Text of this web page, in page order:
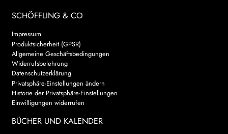
VERLAG
HANDEL
LIZENZEN | FOREIGN RIGHTS
AKTUELLES
NEWSLETTER
SCHÖFFLING & CO
Impressum
Produktsicherheit (GPSR)
Allgemeine Geschäftsbedingungen
Widerrufsbelehrung
Datenschutzerklärung
Privatsphäre-Einstellungen ändern
Historie der Privatsphäre-Einstellungen
Einwilligungen widerrufen
BÜCHER UND KALENDER